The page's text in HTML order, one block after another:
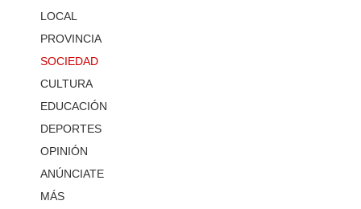
LOCAL
PROVINCIA
SOCIEDAD
CULTURA
EDUCACIÓN
DEPORTES
OPINIÓN
ANÚNCIATE
MÁS